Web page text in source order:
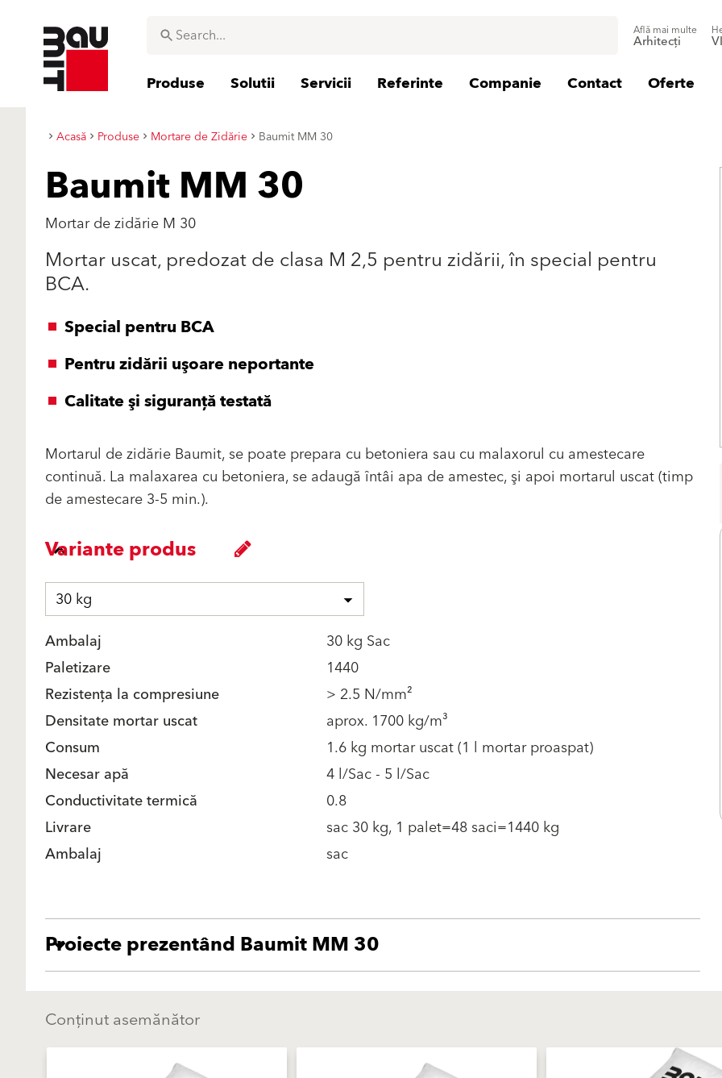
Află mai multe
Arhitecți
Produse Solutii Servicii Referinte Companie Contact Oferte
Acasă Produse Mortare de Zidărie Baumit MM 30
Baumit MM 30
Mortar de zidărie M 30
Mortar uscat, predozat de clasa M 2,5 pentru zidării, în special pentru
BCA.
Special pentru BCA
Pentru zidării uşoare neportante
Calitate şi siguranţă testată
Mortarul de zidărie Baumit, se poate prepara cu betoniera sau cu malaxorul cu amestecare
continuă. La malaxarea cu betoniera, se adaugă întâi apa de amestec, şi apoi mortarul uscat (timp
de amestecare 3-5 min.).
Variante produs
30 kg
Ambalaj
30 kg Sac
Paletizare
1440
Rezistența la compresiune
> 2.5 N/mm²
Densitate mortar uscat
aprox. 1700 kg/m³
Consum
1.6 kg mortar uscat (1 l mortar proaspat)
Necesar apă
4 l/Sac - 5 l/Sac
Conductivitate termică
0.8
Livrare
sac 30 kg, 1 palet=48 saci=1440 kg
Ambalaj
sac
Proiecte prezentând Baumit MM 30
Conținut asemănător